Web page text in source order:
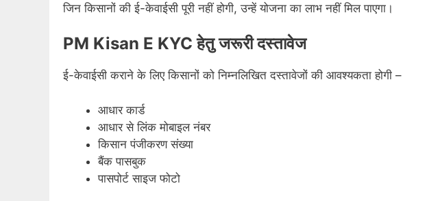
जिन किसानों की ई-केवाईसी पूरी नहीं होगी, उन्हें योजना का लाभ नहीं मिल पाएगा।
PM Kisan E KYC हेतु जरूरी दस्तावेज
ई-केवाईसी कराने के लिए किसानों को निम्नलिखित दस्तावेजों की आवश्यकता होगी –
आधार कार्ड
आधार से लिंक मोबाइल नंबर
किसान पंजीकरण संख्या
बैंक पासबुक
पासपोर्ट साइज फोटो